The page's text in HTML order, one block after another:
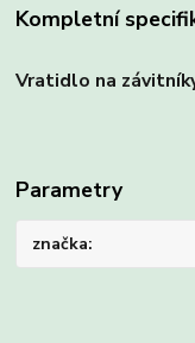
Kompletní
Vratidlo na
Parametry
značka